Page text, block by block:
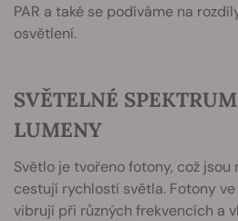
PAR a také se podíváme na
osvětlení.
SVĚTELNÉ
LUMENY
Světlo je tvořeno fotony, což
cestují rychlostí světla. Fotony
vibrují při různých frekvencích a